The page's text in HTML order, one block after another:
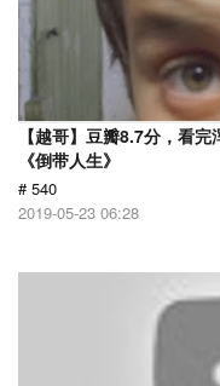
【越哥】豆瓣8.7分，看
《倒带人生》
# 540
2019-05-23 06:28